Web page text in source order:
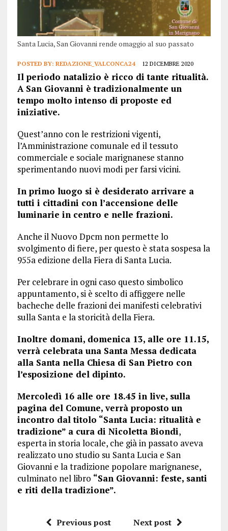
Santa Lucia, San Giovanni rende omaggio al suo passato
POSTED BY: REDAZIONE_VALCONCA24 12 DICEMBRE 2020
Il periodo natalizio è ricco di tante ritualità.
A San Giovanni è tradizionalmente un
tempo molto intenso di proposte ed
iniziative.
Quest’anno con le restrizioni vigenti,
l’Amministrazione comunale ed il tessuto
commerciale e sociale marignanese stanno
sperimentando nuovi modi per farsi vicini.
In primo luogo si è desiderato arrivare a
tutti i cittadini con l’accensione delle
luminarie in centro e nelle frazioni.
Anche il Nuovo Dpcm non permette lo
svolgimento di fiere, per questo è stata sospesa la
955a edizione della Fiera di Santa Lucia.
Per celebrare in ogni caso questo simbolico
appuntamento, si è scelto di affiggere nelle
bacheche delle frazioni dei manifesti celebrativi
sulla Santa e la storicità della Fiera.
Inoltre domani, domenica 13, alle ore 11.15,
verrà celebrata una Santa Messa dedicata
alla Santa nella Chiesa di San Pietro con
l’esposizione del dipinto.
Mercoledì 16 alle ore 18.45 in live, sulla
pagina del Comune, verrà proposto un
incontro dal titolo “Santa Lucia: ritualità e
tradizione” a cura di Nicoletta Biondi,
esperta in storia locale, che già in passato aveva
realizzato uno studio su Santa Lucia e San
Giovanni e la tradizione popolare marignanese,
culminato nel libro “San Giovanni: feste, santi
e riti della tradizione”.
Previous post Next post